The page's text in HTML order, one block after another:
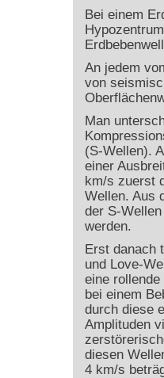
Bei einem
An jedem
von
Man
(S-Wellen).
einer
km/s zuerst
Wellen. Aus
der S-
werden.
Erst danach
und Love-
eine
bei einem
durch diese
Amplituden
diesen
4 km/s